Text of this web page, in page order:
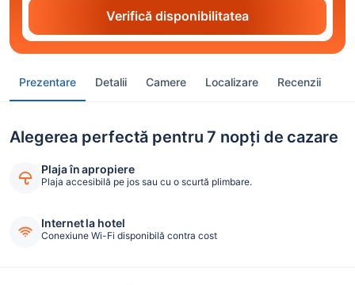
Verifică disponibilitatea
Prezentare Detalii Camere Localizare Recenzii
Alegerea perfectă pentru 7 nopți de cazare
Plaja în apropiere
Plaja accesibilă pe jos sau cu o scurtă plimbare.
Internet la hotel
Conexiune Wi-Fi disponibilă contra cost